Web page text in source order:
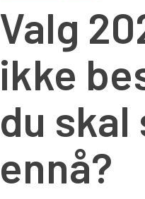
Valg
ikke
du skal
ennå?